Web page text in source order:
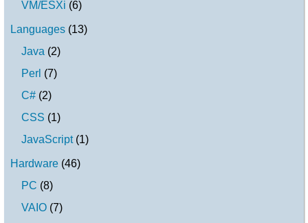
VM/ESXi (6)
Languages (13)
Java (2)
Perl (7)
C# (2)
CSS (1)
JavaScript (1)
Hardware (46)
PC (8)
VAIO (7)